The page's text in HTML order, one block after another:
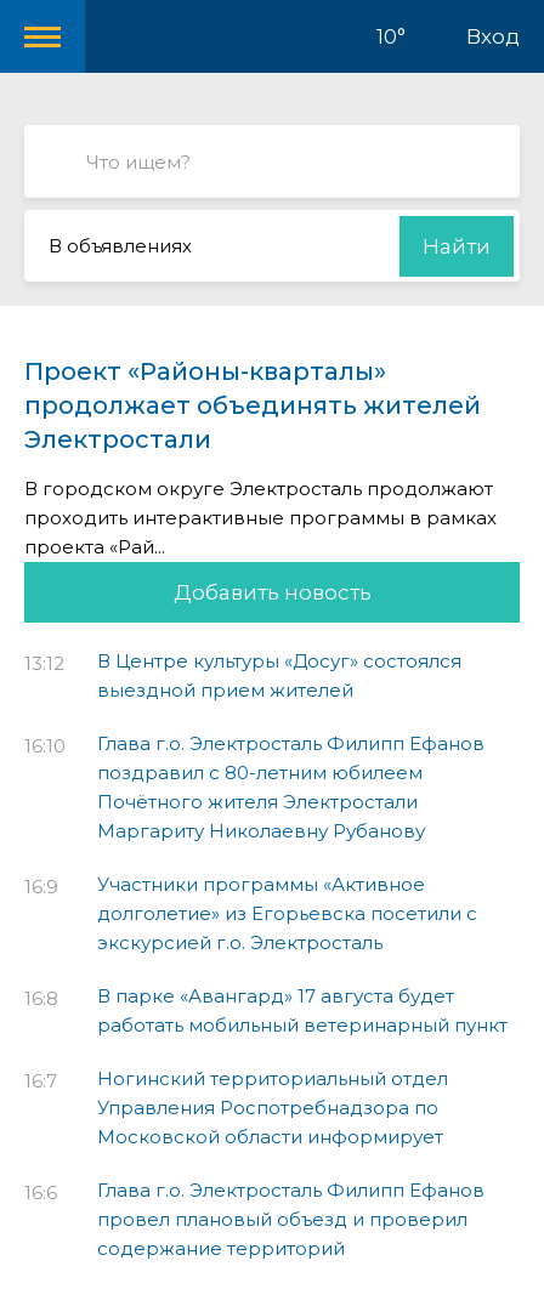
10° Вход
В объявлениях Найти
Проект «Районы-кварталы»
продолжает объединять жителей
Электростали
В городском округе Электросталь продолжают
проходить интерактивные программы в рамках
проекта «Рай...
Добавить новость
13:12
В Центре культуры «Досуг» состоялся
выездной прием жителей
16:10
Глава г.о. Электросталь Филипп Ефанов
поздравил с 80-летним юбилеем
Почётного жителя Электростали
Маргариту Николаевну Рубанову
16:9
Участники программы «Активное
долголетие» из Егорьевска посетили с
экскурсией г.о. Электросталь
16:8
В парке «Авангард» 17 августа будет
работать мобильный ветеринарный пункт
16:7
Ногинский территориальный отдел
Управления Роспотребнадзора по
Московской области информирует
16:6
Глава г.о. Электросталь Филипп Ефанов
провел плановый объезд и проверил
содержание территорий